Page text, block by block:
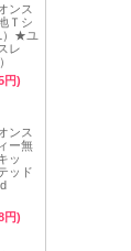
ンス
Ｔシ
）★ユ
レ
円)
ンス
ー無
ッ
ッド
円)